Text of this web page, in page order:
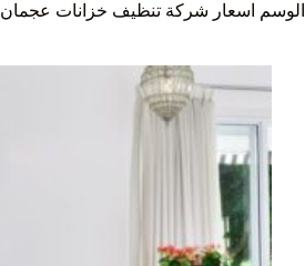
الوسم اسعار شركة تنظيف خزانات عجمان